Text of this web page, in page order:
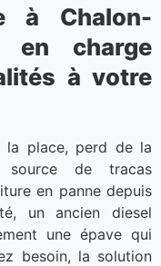
à Chalon-
en charge
à votre
la place, perd de la
de tracas
en panne depuis
un ancien diesel
une épave qui
besoin, la solution